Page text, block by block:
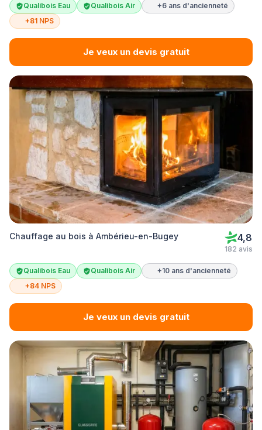
Qualibois Eau Qualibois Air
+6 ans d'ancienneté
+81 NPS
Je veux un devis gratuit
Chauffage au bois à Ambérieu-en-Bugey 4,8
182 avis
Qualibois Eau Qualibois Air
+10 ans d'ancienneté
+84 NPS
Je veux un devis gratuit